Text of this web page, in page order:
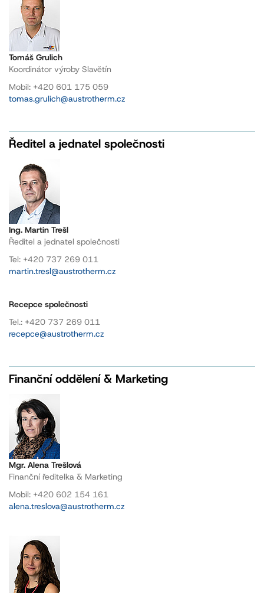
Tomáš Grulich
Koordinátor výroby Slavětín
Mobil: +420 601 175 059
tomas.grulich@austrotherm.cz
Ředitel a jednatel společnosti
Ing. Martin Trešl
Ředitel a jednatel společnosti
Tel: +420 737 269 011
martin.tresl@austrotherm.cz
Recepce společnosti
Tel.: +420 737 269 011
recepce@austrotherm.cz
Finanční oddělení & Marketing
Mgr. Alena Trešlová
Finanční ředitelka & Marketing
Mobil: +420 602 154 161
alena.treslova@austrotherm.cz